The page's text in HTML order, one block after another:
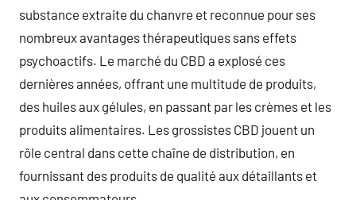
substance extraite du chanvre et reconnue pour ses
nombreux avantages thérapeutiques sans effets
psychoactifs. Le marché du CBD a explosé ces
dernières années, offrant une multitude de produits,
des huiles aux gélules, en passant par les crèmes et les
produits alimentaires. Les grossistes CBD jouent un
rôle central dans cette chaîne de distribution, en
fournissant des produits de qualité aux détaillants et